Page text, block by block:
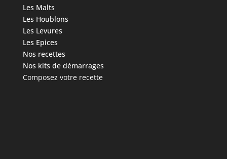
Les Malts
Les Houblons
Les Levures
Les Epices
Nos recettes
Nos kits de démarrages
Composez votre recette